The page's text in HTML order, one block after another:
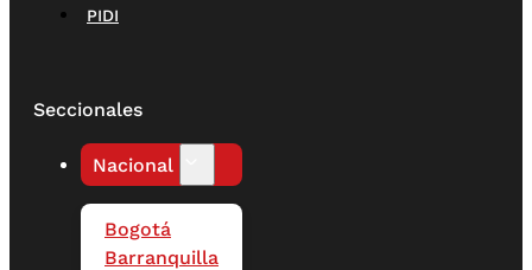
PIDI
Seccionales
Nacional
Bogotá
Barranquilla